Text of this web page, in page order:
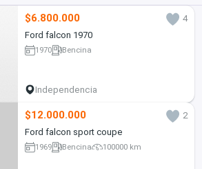
$6.800.000
4
Ford falcon 1970
1970 Bencina
Independencia
$12.000.000
2
Ford falcon sport coupe
1969 Bencina 100000 km